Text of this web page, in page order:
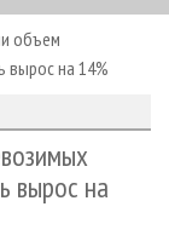
объем
вырос на 14%
вырос на